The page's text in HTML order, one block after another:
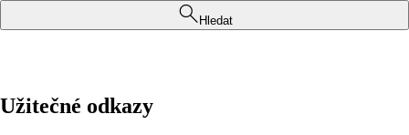
Hledat
Užitečné odkazy